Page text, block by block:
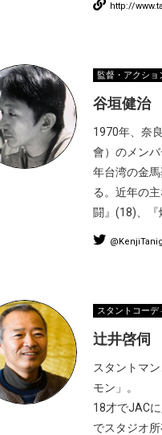
http://
監督・アクショ
谷垣健治
1970年、奈
會）のメン
年台湾の金
る。近年の
闘』(18)、『
スタントコーデ
辻井啓伺
スタントマ
モン」。
18才でJAC
でスタジオ